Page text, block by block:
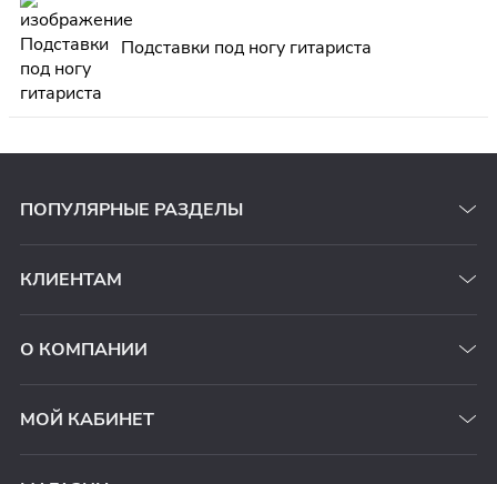
Подставки под ногу гитариста
ПОПУЛЯРНЫЕ РАЗДЕЛЫ
КЛИЕНТАМ
О КОМПАНИИ
МОЙ КАБИНЕТ